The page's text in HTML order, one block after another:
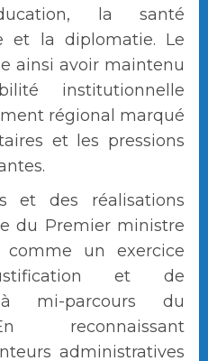
la santé
et la diplomatie. Le
ainsi avoir maintenu
institutionnelle
régional marqué
et les pressions
et des réalisations
du Premier ministre
comme un exercice
et de
à mi-parcours du
reconnaissant
administratives